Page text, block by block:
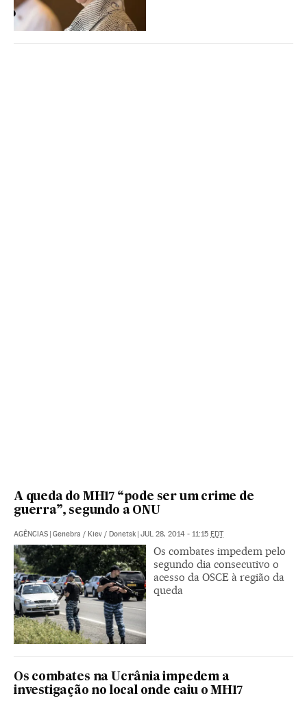
A queda do MH17 “pode ser um crime de
guerra”, segundo a ONU
AGÊNCIAS Genebra / Kiev / Donetsk JUL 28, 2014 - 11:15 EDT
Os combates impedem pelo
segundo dia consecutivo o
acesso da OSCE à região da
queda
Os combates na Ucrânia impedem a
investigação no local onde caiu o MH17